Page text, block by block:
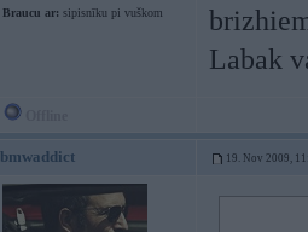
Braucu ar: sipisnīku pi vuškom
Labak
bmwaddict 19. Nov 2009,